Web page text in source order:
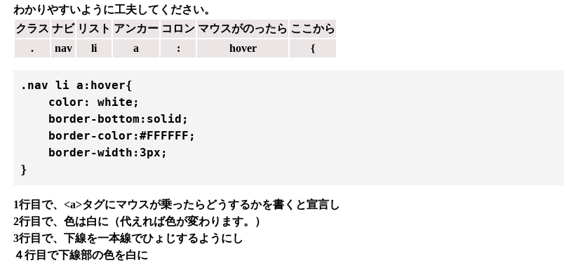
わかりやすいように工夫してください。
クラス ナビ リスト アンカー コロン マウスがのったら ここから
.
nav li a : hover {
.nav li a:hover{
    color: white;
    border-bottom:solid;
    border-color:#FFFFFF;
    border-width:3px;
}
1行目で、<a>タグにマウスが乗ったらどうするかを書くと宣言し
2行目で、色は白に（代えれば色が変わります。）
3行目で、下線を一本線でひょじするようにし
４行目で下線部の色を白に